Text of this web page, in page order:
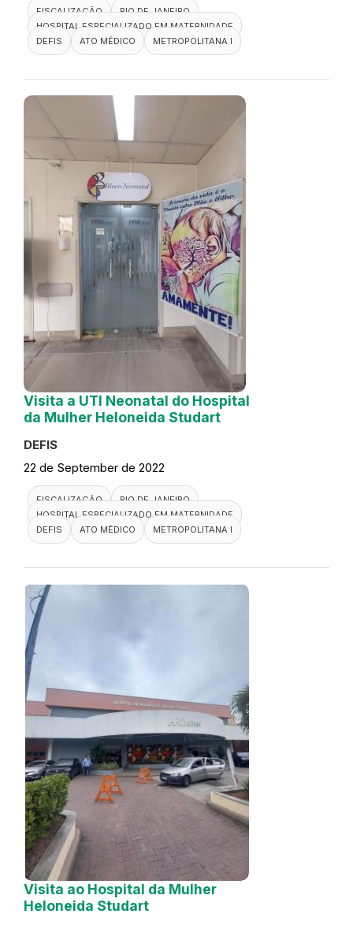
FISCALIZAÇÃO
RIO DE JANEIRO
HOSPITAL ESPECIALIZADO EM MATERNIDADE
DEFIS
ATO MÉDICO METROPOLITANA I
Visita a UTI Neonatal do Hospital
da Mulher Heloneida Studart
DEFIS
22 de September de 2022
FISCALIZAÇÃO
RIO DE JANEIRO
HOSPITAL ESPECIALIZADO EM MATERNIDADE
DEFIS
ATO MÉDICO METROPOLITANA I
Visita ao Hospital da Mulher
Heloneida Studart